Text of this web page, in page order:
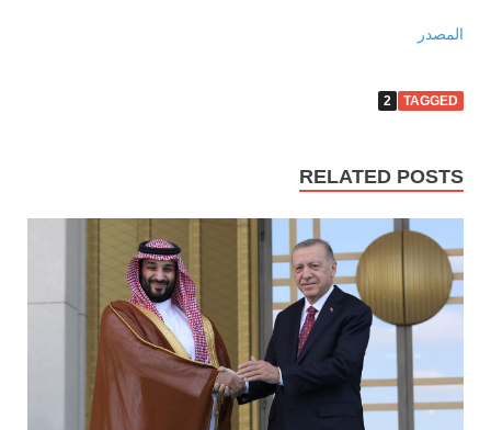
المصدر
TAGGED
2
RELATED POSTS